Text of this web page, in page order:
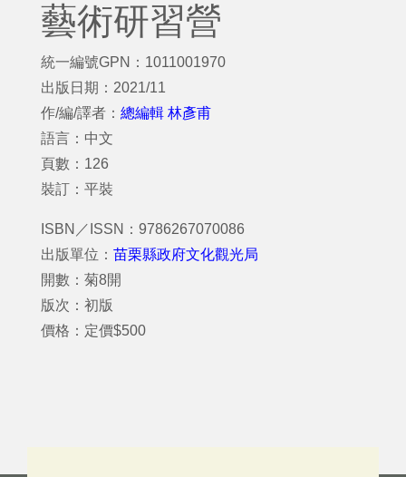
藝術研習營
統一編號GPN：1011001970
出版日期：2021/11
作/編/譯者： 總編輯 林彥甫
語言：中文
頁數：126
裝訂：平裝
ISBN／ISSN：9786267070086
出版單位： 苗栗縣政府文化觀光局
開數：菊8開
版次：初版
價格：定價$500